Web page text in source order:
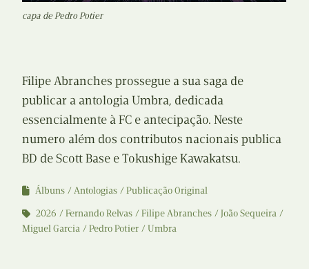
capa de Pedro Potier
Filipe Abranches prossegue a sua saga de
publicar a antologia Umbra, dedicada
essencialmente à FC e antecipação. Neste
numero além dos contributos nacionais publica
BD de Scott Base e Tokushige Kawakatsu.
Álbuns Antologias
Publicação Original
2026
Fernando Relvas Filipe Abranches
João Sequeira
Miguel Garcia
Pedro Potier Umbra